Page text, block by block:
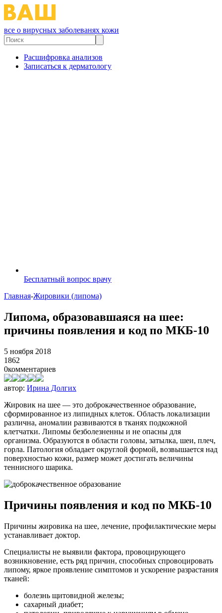
все о вирусных заболеванях кожи
Расшифровка анализов
Записаться к дерматологу
Бесплатный вопрос врачу
Главная-Жировики (липома)
Липома, образовавшаяся на шее:
причины появления и код по МКБ-10
5 ноября 2018
1862
0комментариев
автор: Ирина Долгих
Жировик на шее — это доброкачественное образование,
сформированное из липидных клеток. Область локализации
различна, аномалии развиваются в тканях подкожной
клетчатки. Липомы безболезненны и не опасны для
организма. Образуются в области головы, затылка, шеи, плеч,
горла. Патология обладает округлой формой, возвышается над
поверхностью кожи, размер может достигать величины
теннисного шарика.
Причины появления и код по МКБ-10
Причины жировика на шее, лечение, профилактические меры
устанавливает доктор.
Специалисты не выявили фактора, провоцирующего
возникновение, есть ряд причин, способных спровоцировать
липому, яркое проявление симптомов и ускорение разрастания
тканей:
болезнь щитовидной железы;
сахарный диабет;